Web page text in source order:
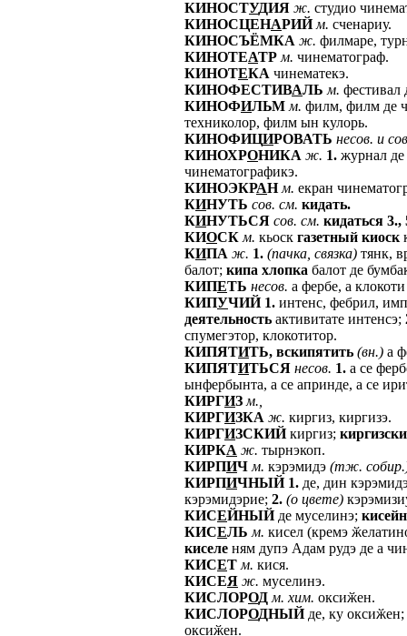
КИНОСТУДИЯ ж. студио
КИНОСЦЕНАРИЙ м. сченариу.
КИНОСЪЁМКА ж. филмаре,
КИНОТЕАТР м. чинематограф.
КИНОТЕКА чинематекэ.
КИНОФЕСТИВАЛЬ м. фестивал
КИНОФИЛЬМ м. филм, филм де
техниколор, филм ын кулорь.
КИНОФИЦИРОВАТЬ несов. и
КИНОХРОНИКА ж. 1. журнал де
чинематографикэ.
КИНОЭКРАН м. екран
КИНУТЬ сов. см. кидать.
КИНУТЬСЯ сов. см. кидаться 3.,
КИОСК м. кьоск газетный киоск
КИПА ж. 1. (пачка, связка) тянк,
балот; кипа хлопка балот де
КИПЕТЬ несов. а фербе, а
КИПУЧИЙ 1. интенс, фебрил,
деятельность активитате интенсэ;
спумегэтор, клокотитор.
КИПЯТИТЬ, вскипятить (вн.) а
КИПЯТИТЬСЯ несов. 1. а се
ынфербынта, а се апринде, а се
КИРГИЗ м.,
КИРГИЗКА ж. киргиз, киргизэ.
КИРГИЗСКИЙкиргиз;
КИРКА ж. тырнэкоп.
КИРПИЧ м. кэрэмидэ (тж.
КИРПИЧНЫЙ 1. де, дин
кэрэмидэрие; 2. (о цвете)
КИСЕЙНЫЙде муселинэ;
КИСЕЛЬ м. кисел (кремэ
киселе ням дупэ Адам рудэ де а
КИСЕТ м. кися.
КИСЕЯ ж. муселинэ.
КИСЛОРОД м. хим. оксиӂен.
КИСЛОРОДНЫЙде, ку
оксиӂен.